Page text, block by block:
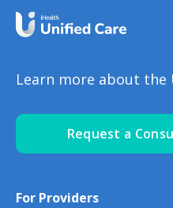
Learn more about the
Request a
For Providers